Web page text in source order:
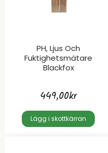
PH, Ljus Och
Fuktighetsmätare
Blackfox
449,00kr
Lägg i skottkärran